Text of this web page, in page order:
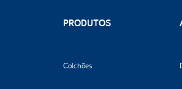
PRODUTOS
Colchões